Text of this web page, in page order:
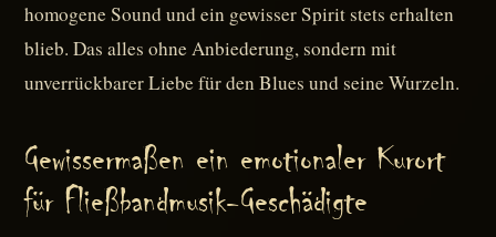
homogene Sound und ein gewisser Spirit stets erhalten
blieb. Das alles ohne Anbiederung, sondern mit
unverrückbarer Liebe für den Blues und seine Wurzeln.
Gewissermaßen ein emotionaler Kurort
für Fließbandmusik-Geschädigte